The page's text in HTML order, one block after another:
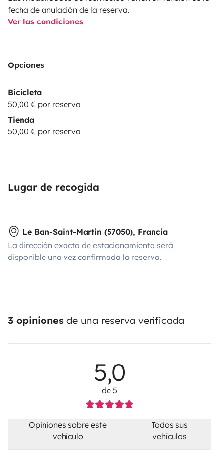
fecha de anulación de la reserva.
Ver las condiciones
Opciones
Bicicleta
50,00 € por reserva
Tienda
50,00 € por reserva
Lugar de recogida
Le Ban-Saint-Martin (57050), Francia
La dirección exacta de estacionamiento será
disponible una vez confirmada la reserva.
3 opiniones de una reserva verificada
5,0
de 5
Opiniones sobre este
vehículo
Todos sus
vehículos